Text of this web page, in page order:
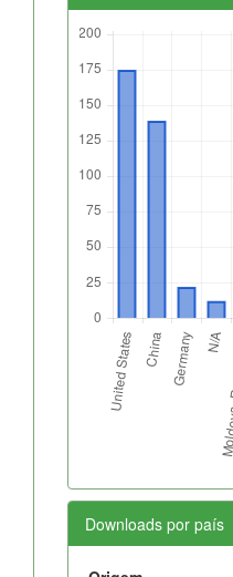
Downloads por país